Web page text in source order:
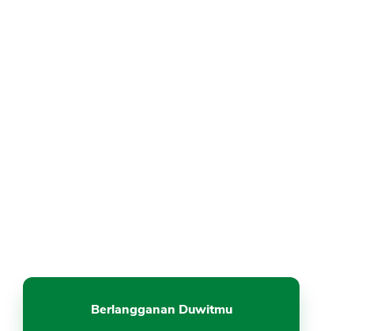
18. UangMe
Kartu Kredit
Berlangganan Duwitmu